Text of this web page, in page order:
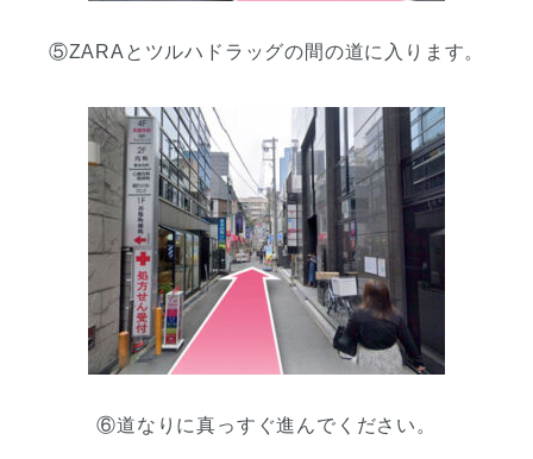
⑤ZARAとツルハドラッグの間の道に入ります。
⑥道なりに真っすぐ進んでください。